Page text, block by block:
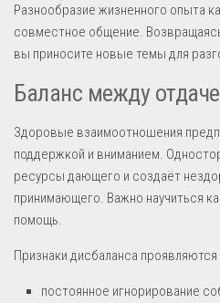
Разнообразие жизненного опыта
совместное общение.
вы приносите новые темы для
Баланс между
Здоровые взаимоотношения
поддержкой и вниманием.
ресурсы дающего и создаёт
принимающего. Важно научиться
помощь.
Признаки дисбаланса
постоянное игнорирование